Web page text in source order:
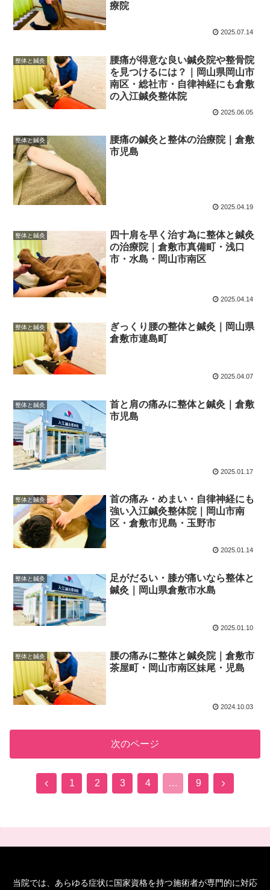
療院
2025.07.14
整体と鍼灸
腰痛が得意な良い鍼灸院や整骨院
を見つけるには？｜岡山県岡山市
南区・総社市・自律神経にも倉敷
の入江鍼灸整体院
2025.06.05
整体と鍼灸
腰痛の鍼灸と整体の治療院｜倉敷
市児島
2025.04.19
整体と鍼灸
四十肩を早く治す為に整体と鍼灸
の治療院｜倉敷市真備町・浅口
市・水島・岡山市南区
2025.04.14
整体と鍼灸
ぎっくり腰の整体と鍼灸｜岡山県
倉敷市連島町
2025.04.07
整体と鍼灸
首と肩の痛みに整体と鍼灸｜倉敷
市児島
2025.01.17
整体と鍼灸
首の痛み・めまい・自律神経にも
強い入江鍼灸整体院｜岡山市南
区・倉敷市児島・玉野市
2025.01.14
整体と鍼灸
足がだるい・膝が痛いなら整体と
鍼灸｜岡山県倉敷市水島
2025.01.10
整体と鍼灸
腰の痛みに整体と鍼灸院｜倉敷市
茶屋町・岡山市南区妹尾・児島
2024.10.03
次のページ
前
1 2 3 4 … 9
次
当院では、あらゆる症状に国家資格を持つ施術者が専門的に対応